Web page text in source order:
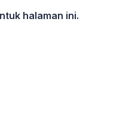
halaman ini.